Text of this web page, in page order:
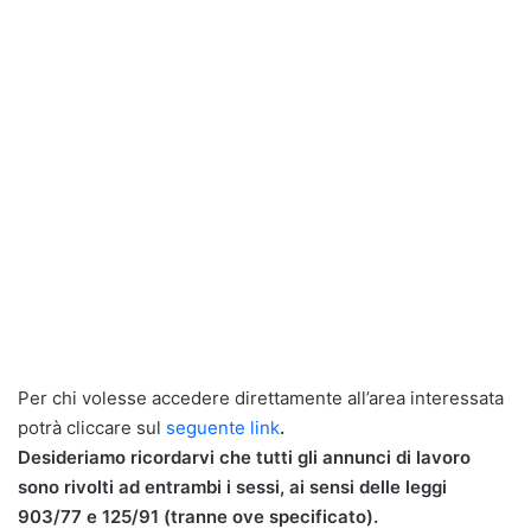
Per chi volesse accedere direttamente all’area interessata
potrà cliccare sul seguente link.
Desideriamo ricordarvi che tutti gli annunci di lavoro
sono rivolti ad entrambi i sessi, ai sensi delle leggi
903/77 e 125/91 (tranne ove specificato).